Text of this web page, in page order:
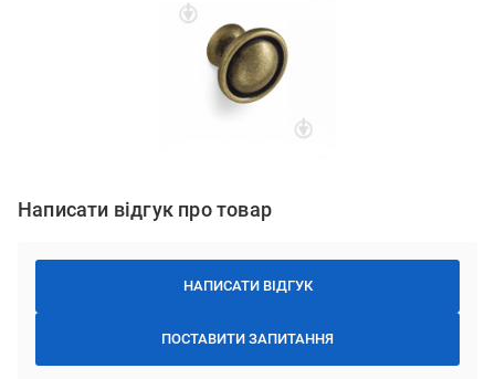
Написати відгук про товар
НАПИСАТИ ВІДГУК
ПОСТАВИТИ ЗАПИТАННЯ